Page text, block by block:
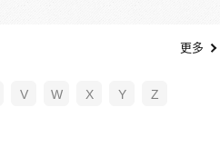
更多
V W X Y Z